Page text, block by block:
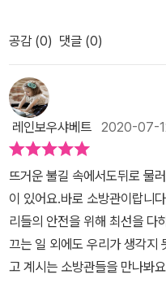
작동한다는 걸, 물론 머리로
마음을 가질 기회는 많지 않았
히 '삐뽀삐뽀' 말 놀이하거나
수준을 넘어, 꼭 한번 제대로
신을 배워볼 필요가 있겠네요.
걸 다시 배운다니, 새로 자라는
시간 우리의 안전을 책임지고
없는 자연재해가 일어나면제일
는 경우 탐지견이 많은 역할
비교해 볼 수 있었다.모든 나라
생각했는데칠레에는 소방관이
가화재가 나면 곧장 현장으로
한다는 것은 보통 용기가 필요
궁금해진다.아무래도 전문교
다.사고보험은? 월급은 주나?
월급은 없을수도 있겠다. ㅠㅠ 길을 가다가 빨간 소방차가 지나가
너무나 좋아한다.'불이 나면
24시 현재의 소방서와 소방관
보여줘요. 아무래도 과거의 집
더욱 화재에 노출이 많이 되었을것 같아요 다같
이를 날라서 불을 끄는 모습들
했던 부분보다 소방관들이 하
고생하시고 시민들의 안전을
고에 박수를 보냅니다 짝짝짝
직업동화 바쁘다, 바빠! 소방
공감 (0) 댓글 (0)
레인보우샤베트 2020-07-
뜨거운 불길 속에서도뒤로 물
이 있어요.바로 소방관이랍니
리들의 안전을 위해 최선을 다
끄는 일 외에도 우리가 생각지
고 계시는 소방관들을 만나